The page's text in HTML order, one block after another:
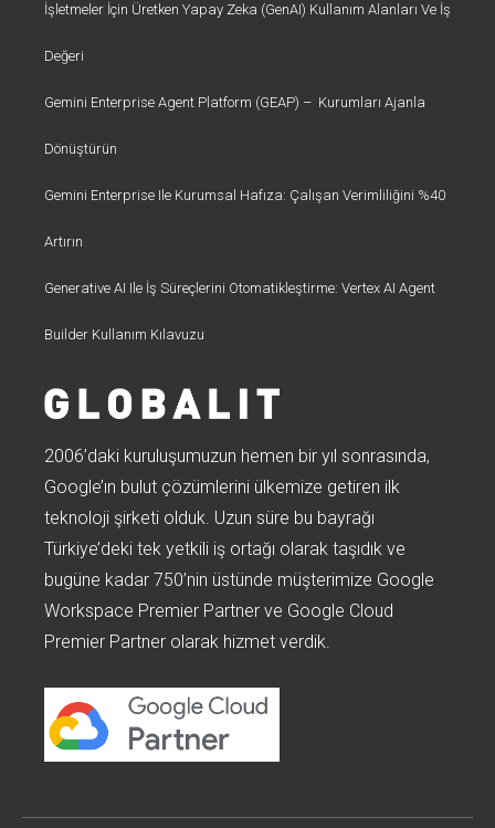
İşletmeler İçin Üretken Yapay Zeka (GenAI) Kullanım Alanları Ve İş
Değeri
Gemini Enterprise Agent Platform (GEAP) – Kurumları Ajanla
Dönüştürün
Gemini Enterprise Ile Kurumsal Hafıza: Çalışan Verimliliğini %40
Artırın
Generative AI Ile İş Süreçlerini Otomatikleştirme: Vertex AI Agent
Builder Kullanım Kılavuzu
2006’daki kuruluşumuzun hemen bir yıl sonrasında,
Google’ın bulut çözümlerini ülkemize getiren ilk
teknoloji şirketi olduk. Uzun süre bu bayrağı
Türkiye’deki tek yetkili iş ortağı olarak taşıdık ve
bugüne kadar 750’nin üstünde müşterimize Google
Workspace Premier Partner ve Google Cloud
Premier Partner olarak hizmet verdik.